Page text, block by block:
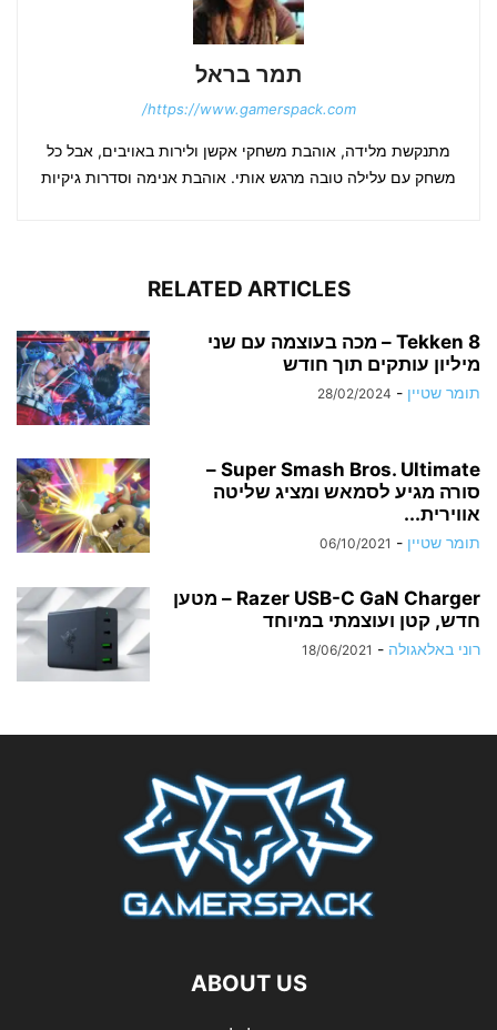
תמר בראל
https://www.gamerspack.com/
מתנקשת מלידה, אוהבת משחקי אקשן ולירות באויבים, אבל כל
משחק עם עלילה טובה מרגש אותי. אוהבת אנימה וסדרות גיקיות
RELATED ARTICLES
Tekken 8 – מכה בעוצמה עם שני
מיליון עותקים תוך חודש
תומר שטיין -
28/02/2024
Super Smash Bros. Ultimate –
סורה מגיע לסמאש ומציג שליטה
אווירית...
תומר שטיין -
06/10/2021
Razer USB-C GaN Charger – מטען
חדש, קטן ועוצמתי במיוחד
רוני באלאגולה -
18/06/2021
ABOUT US